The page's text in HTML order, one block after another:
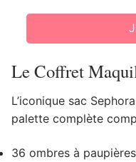
Le Coffret
L’iconique sac
palette complète
36 ombres à